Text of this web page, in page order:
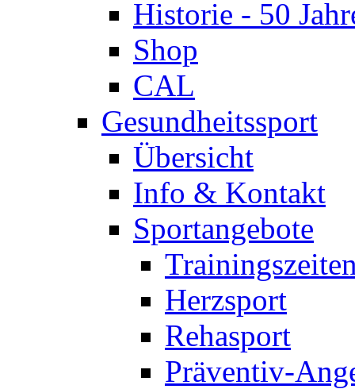
Historie - 50
Shop
CAL
Gesundheitssport
Übersicht
Info & Kontakt
Sportangebote
Herzsport
Rehasport
Präventiv-